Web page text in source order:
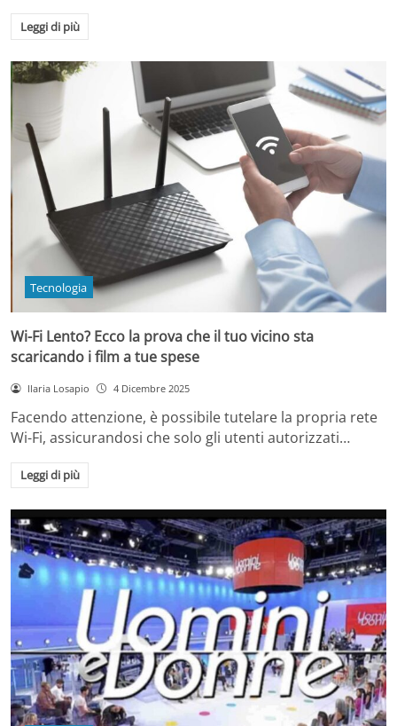
Leggi di più
Tecnologia
Wi-Fi Lento? Ecco la prova che il tuo vicino sta
scaricando i film a tue spese
Ilaria Losapio 4 Dicembre 2025
Facendo attenzione, è possibile tutelare la propria rete
Wi-Fi, assicurandosi che solo gli utenti autorizzati…
Leggi di più